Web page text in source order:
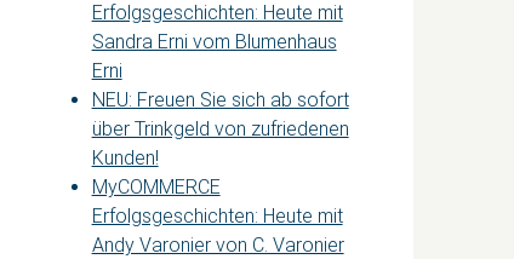
Erfolgsgeschichten: Heute mit
Sandra Erni vom Blumenhaus
Erni
NEU: Freuen Sie sich ab sofort
über Trinkgeld von zufriedenen
Kunden!
MyCOMMERCE
Erfolgsgeschichten: Heute mit
Andy Varonier von C. Varonier